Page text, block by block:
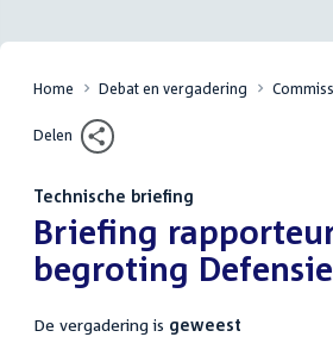
Home Debat en vergadering
Delen
Technische briefing
:Briefing
begroting Defensie
De vergadering is geweest